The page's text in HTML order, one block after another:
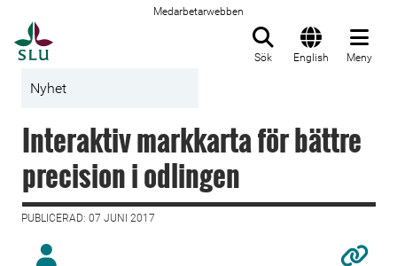
Medarbetarwebben
Sök English Meny
Nyhet
Interaktiv markkarta för bättre
precision i odlingen
PUBLICERAD: 07 JUNI 2017